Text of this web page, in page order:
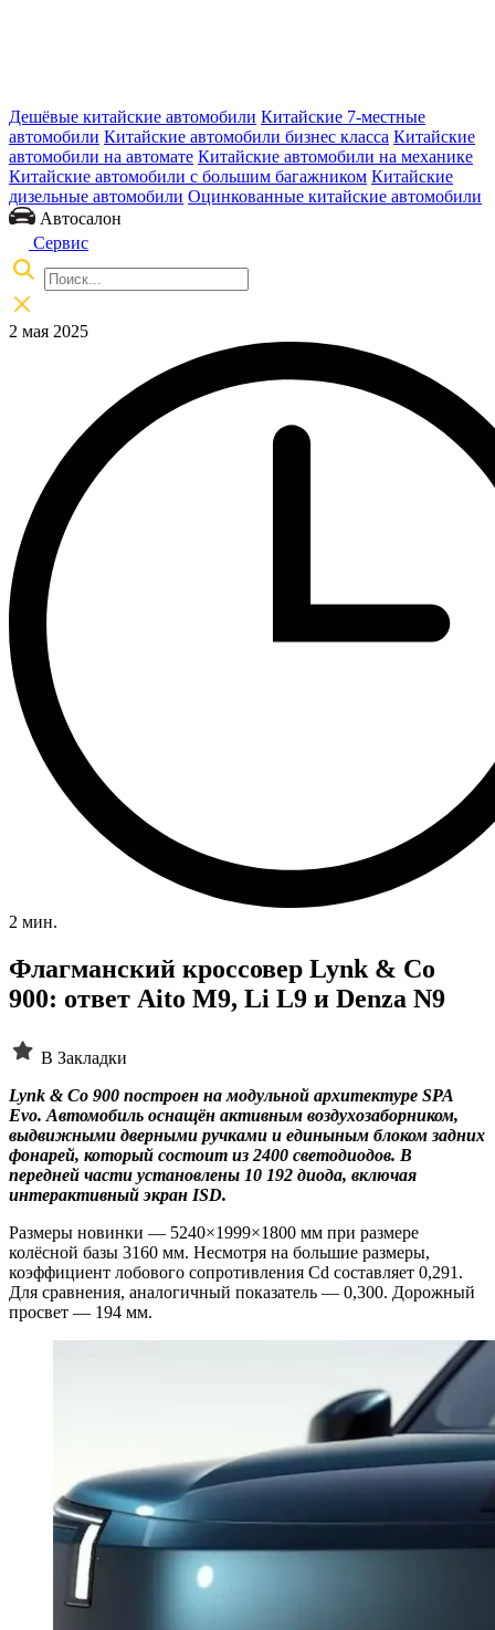
Дешёвые китайские автомобили Китайские 7-местные
автомобили Китайские автомобили бизнес класса Китайские
автомобили на автомате Китайские автомобили на механике
Китайские автомобили с большим багажником Китайские
дизельные автомобили Оцинкованные китайские автомобили
Автосалон
Сервис
2 мая 2025
2 мин.
Флагманский кроссовер Lynk & Co
900: ответ Aito M9, Li L9 и Denza N9
В Закладки
Lynk & Co 900 построен на модульной архитектуре SPA
Evo. Автомобиль оснащён активным воздухозаборником,
выдвижными дверными ручками и единыным блоком задних
фонарей, который состоит из 2400 светодиодов. В
передней части установлены 10 192 диода, включая
интерактивный экран ISD.
Размеры новинки — 5240×1999×1800 мм при размере
колёсной базы 3160 мм. Несмотря на большие размеры,
коэффициент лобового сопротивления Cd составляет 0,291.
Для сравнения, аналогичный показатель — 0,300. Дорожный
просвет — 194 мм.